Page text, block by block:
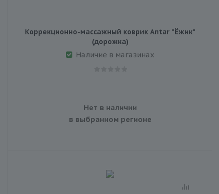
Коррекционно-массажный коврик Antar "Ёжик"
(дорожка)
Наличие в магазинах
Нет в наличии
в выбранном регионе